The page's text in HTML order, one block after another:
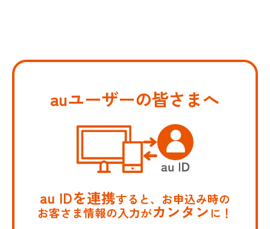
auユーザーの皆さまへ
au IDを連携すると、お申込み時の
お客さま情報の入力がカンタンに！